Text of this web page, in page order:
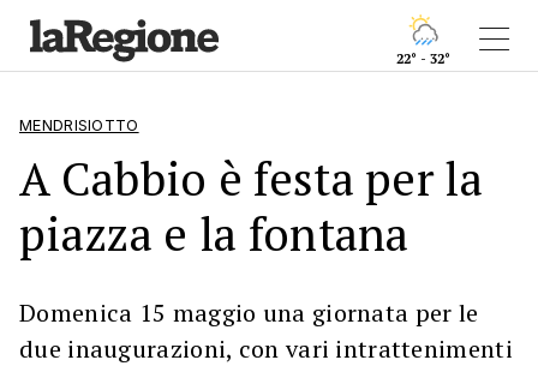
22° - 32°
MENDRISIOTTO
A Cabbio è festa per la
piazza e la fontana
Domenica 15 maggio una giornata per le
due inaugurazioni, con vari intrattenimenti